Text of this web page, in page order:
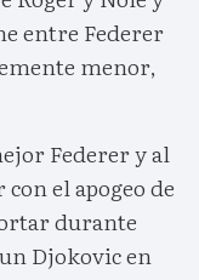
entre Federer
menor,
Federer y al
el apogeo de
durante
Djokovic en